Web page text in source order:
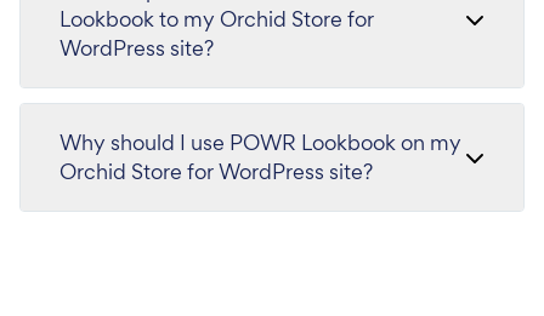
Lookbook to my Orchid Store for
WordPress site?
Why should I use POWR Lookbook on my
Orchid Store for WordPress site?